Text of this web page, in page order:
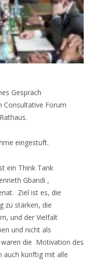
Gespräch
Consultative Forum
eingestuft.
ein Think Tank
Gbandi ,
Ziel ist es, die
zu stärken, die
und der Vielfalt
und nicht als
die Motivation des
auch künftig mit alle